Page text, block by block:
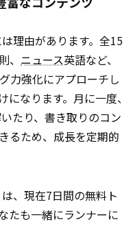
理由があります。全15
、 ニュース英語など、
力強化にアプローチし
なります。月に一度、
たり、書き取りのコン
るため、成長を定期的
、現在7日間の無料ト
たも一緒にランナーに